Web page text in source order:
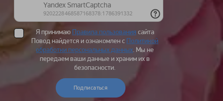
Я принимаю Правила пользования сайта
Повод найдется и ознакомлен с Политикой
обработки персональных данных. Мы не
передаем ваши данные и храним их в
безопасности.
Подписаться